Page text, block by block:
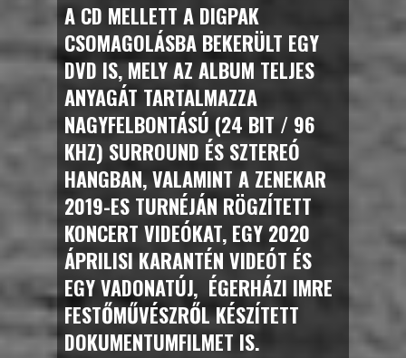
A CD MELLETT A DIGPAK
CSOMAGOLÁSBA BEKERÜLT EGY
DVD IS, MELY AZ ALBUM TELJES
ANYAGÁT TARTALMAZZA
NAGYFELBONTÁSÚ (24 BIT / 96
KHZ) SURROUND ÉS SZTEREÓ
HANGBAN, VALAMINT A ZENEKAR
2019-ES TURNÉJÁN RÖGZÍTETT
KONCERT VIDEÓKAT, EGY 2020
ÁPRILISI KARANTÉN VIDEÓT ÉS
EGY VADONATÚJ, ÉGERHÁZI IMRE
FESTŐMŰVÉSZRŐL KÉSZÍTETT
DOKUMENTUMFILMET IS.